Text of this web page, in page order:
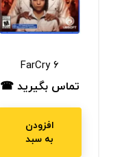
FarCry 6
قیمت
تماس بگیرید ☎
افزودن
به سبد